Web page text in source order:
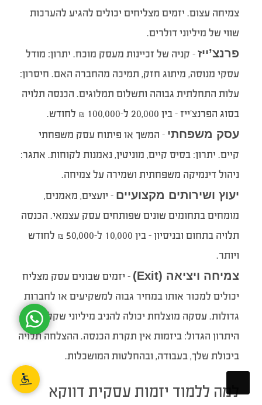
צמיחה עצום. יזמים מצליחים יכולים להגיע להערכות
שווי של מיליוני דולרים.
פרנצ’ייז– קניה של זכיינות מעסק מוכח. יתרון: מודל
עסקי מנוסה, מיתוג חזק, תמיכה מהחברה האם. חיסרון:
עלות התחלתית גבוהה ותשלום תמלוגים. הכנסה תלויה
בסוג הפרנצ’ייז – בין 20,000 ל-100,000 ₪ לחודש.
עסק משפחתי – המשך או פיתוח עסק משפחתי
קיים. יתרון: בסיס קיים, מוניטין, נאמנות לקוחות. אתגר:
ניהול דינמיקה משפחתית ושמירה על צמיחה.
יעוץ ושירותים מקצועיים – יועצים, מאמנים,
מומחים בתחומים שונים שפותחים עסק עצמאי. הכנסה
תלויה בתחום ובניסיון – בין 10,000 ל-50,000 ₪ לחודש
ויותר.
צמיחה ויציאה (Exit)
– יזמים שבונים עסק מצליח
יכולים למכור אותו במחיר גבוה למשקיעים או לחברות
גדולות. עסקה מוצלחת יכולה להניב מיליוני שקלים.
היתרון הגדול: ביזמות אין תקרת הכנסה. ההצלחה תלויה
ביכולת שלך, בעבודה, ובהחלטות המושכלות.
למה ללמוד יזמות עסקית דווקא